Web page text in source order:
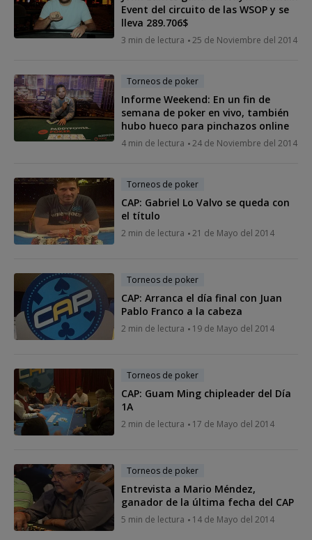
Event del circuito de las WSOP y se
lleva 289.706$
3 min de lectura 25 de Noviembre del 2014
Torneos de poker
Informe Weekend: En un fin de
semana de poker en vivo, también
hubo hueco para pinchazos online
4 min de lectura 24 de Noviembre del 2014
Torneos de poker
CAP: Gabriel Lo Valvo se queda con
el título
2 min de lectura 21 de Mayo del 2014
Torneos de poker
CAP: Arranca el día final con Juan
Pablo Franco a la cabeza
2 min de lectura 19 de Mayo del 2014
Torneos de poker
CAP: Guam Ming chipleader del Día
1A
2 min de lectura 17 de Mayo del 2014
Torneos de poker
Entrevista a Mario Méndez,
ganador de la última fecha del CAP
5 min de lectura 14 de Mayo del 2014